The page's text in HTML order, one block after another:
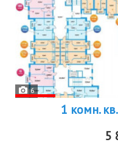
6
1 комн.
5